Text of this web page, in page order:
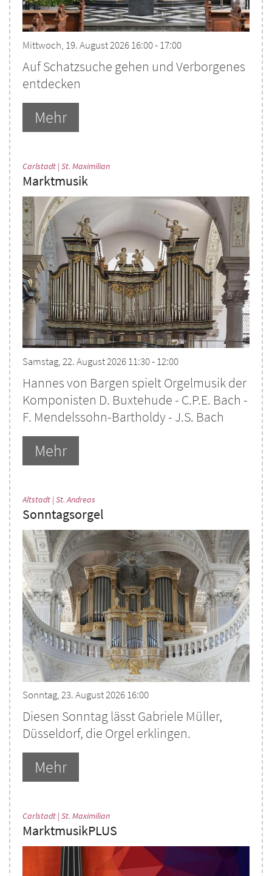
Mittwoch, 19. August 2026 16:00 - 17:00
Auf Schatzsuche gehen und Verborgenes
entdecken
Mehr
Carlstadt | St. Maximilian:
Marktmusik
Samstag, 22. August 2026 11:30 - 12:00
Hannes von Bargen spielt Orgelmusik der
Komponisten D. Buxtehude - C.P.E. Bach -
F. Mendelssohn-Bartholdy - J.S. Bach
Mehr
Altstadt | St. Andreas
Sonntagsorgel
Sonntag, 23. August 2026 16:00
Diesen Sonntag lässt Gabriele Müller,
Düsseldorf, die Orgel erklingen.
Mehr
Carlstadt | St. Maximilian:
MarktmusikPLUS